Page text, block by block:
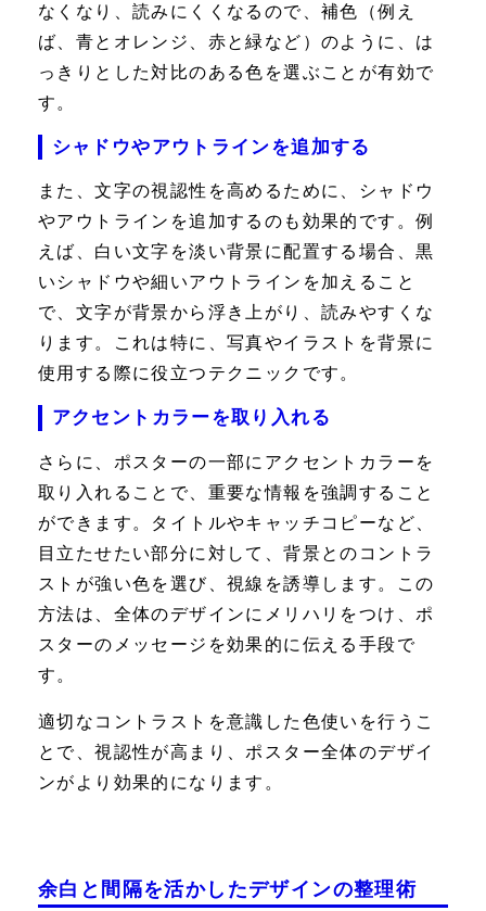
なくなり、読みにくくなるので、補色（例え
ば、青とオレンジ、赤と緑など）のように、は
っきりとした対比のある色を選ぶことが有効で
す。
シャドウやアウトラインを追加する
また、文字の視認性を高めるために、シャドウ
やアウトラインを追加するのも効果的です。例
えば、白い文字を淡い背景に配置する場合、黒
いシャドウや細いアウトラインを加えること
で、文字が背景から浮き上がり、読みやすくな
ります。これは特に、写真やイラストを背景に
使用する際に役立つテクニックです。
アクセントカラーを取り入れる
さらに、ポスターの一部にアクセントカラーを
取り入れることで、重要な情報を強調すること
ができます。タイトルやキャッチコピーなど、
目立たせたい部分に対して、背景とのコントラ
ストが強い色を選び、視線を誘導します。この
方法は、全体のデザインにメリハリをつけ、ポ
スターのメッセージを効果的に伝える手段で
す。
適切なコントラストを意識した色使いを行うこ
とで、視認性が高まり、ポスター全体のデザイ
ンがより効果的になります。
余白と間隔を活かしたデザインの整理術